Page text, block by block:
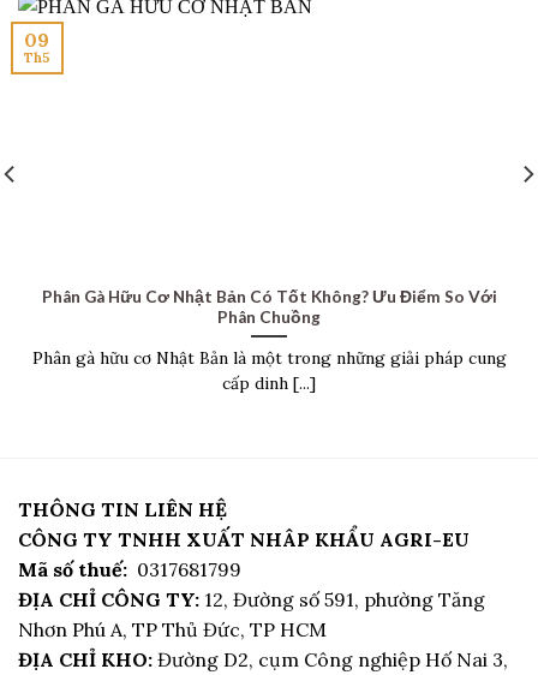
Phân Gà Hữu Cơ Nhật Bản Có Tốt Không? Ưu Điểm So Với
Phân Chuồng
Phân gà hữu cơ Nhật Bản là một trong những giải pháp cung
cấp dinh [...]
09
Th5
THÔNG TIN LIÊN HỆ
CÔNG TY TNHH XUẤT NHÂP KHẨU AGRI-EU
Mã số thuế: 0317681799
ĐỊA CHỈ CÔNG TY: 12, Đường số 591, phường Tăng
Nhơn Phú A, TP Thủ Đức, TP HCM
ĐỊA CHỈ KHO: Đường D2, cụm Công nghiệp Hố Nai 3,